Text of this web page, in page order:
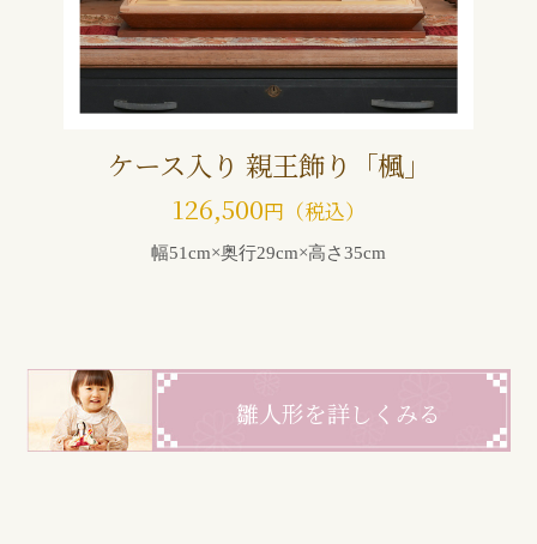
ケース入り 親王飾り「楓」
126,500円（税込）
幅51cm×奥行29cm×高さ35cm
雛人形を詳しくみる